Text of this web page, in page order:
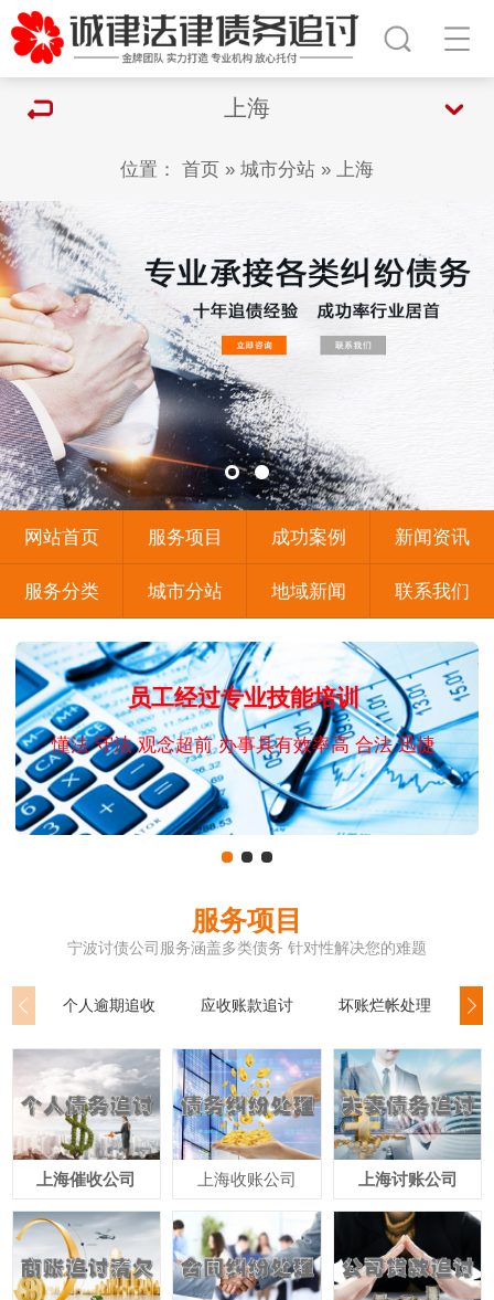
上海
位置： 首页 » 城市分站 » 上海
网站首页 服务项目 成功案例 新闻资讯
服务分类 城市分站 地域新闻 联系我们
员工经过专业技能培训
懂法 守法 观念超前 办事具有效率高 合法 迅捷
服务项目
宁波讨债公司服务涵盖多类债务 针对性解决您的难题
个人逾期追收 应收账款追讨 坏账烂帐处理
上海催收公司 上海收账公司 上海讨账公司